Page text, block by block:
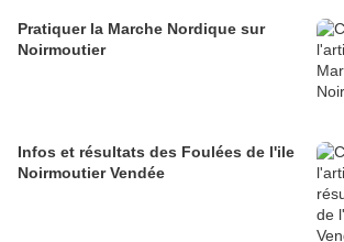
Pratiquer la Marche Nordique sur
Noirmoutier
Infos et résultats des Foulées de l'ile
Noirmoutier Vendée